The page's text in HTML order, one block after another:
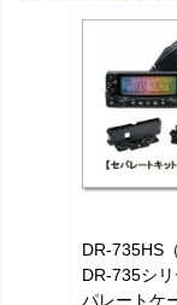
DR-735HS
DR-735シ
パレートケ